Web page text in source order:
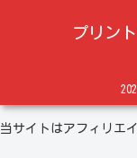
プリン
当サイトはアフィリエ